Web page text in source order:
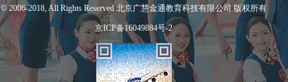
© 2006-2018, All Rights Reserved 北京广慧金通教育科技有限公司 版权所有
京ICP备16049884号-2